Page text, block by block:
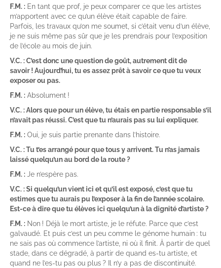
F.M. : En tant que prof, je peux comparer ce que les artistes
m’apportent avec ce qu’un élève était capable de faire.
Parfois, les travaux qu’on me soumet, si c’était venu d’un élève,
je ne suis même pas sûr que je les prendrais pour l’exposition
de l’école au mois de juin.
V.C. : C’est donc une question de goût, autrement dit de
savoir ! Aujourd’hui, tu es assez prêt à savoir ce que tu veux
exposer ou pas.
F.M. : Absolument !
V.C. : Alors que pour un élève, tu étais en partie responsable s’il
n’avait pas réussi. C’est que tu n’aurais pas su lui expliquer.
F.M. : Oui, je suis partie prenante dans l’histoire.
V.C. : Tu t’es arrangé pour que tous y arrivent. Tu n’as jamais
laissé quelqu’un au bord de la route ?
F.M. : Je n’espère pas.
V.C. : Si quelqu’un vient ici et qu’il est exposé, c’est que tu
estimes que tu aurais pu l’exposer à la fin de l’année scolaire.
Est-ce à dire que tu élèves ici quelqu’un à la dignité d’artiste ?
F.M. : Non ! Déjà le mort artiste, je le réfute. Parce que c’est
galvaudé. Et puis c’est un peu comme le génome humain : tu
ne sais pas où commence l’artiste, ni où il finit. À partir de quel
stade, dans ce dégradé, à partir de quand es-tu artiste, et
quand ne l’es-tu pas ou plus ? Il n’y a pas de discontinuité.